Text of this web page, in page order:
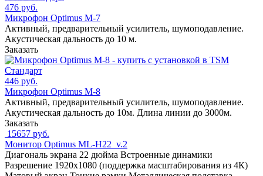
476 руб.
Микрофон Optimus M-7
Активный, предварительный усилитель, шумоподавление.
Акустическая дальность до 10 м.
Заказать
446 руб.
Микрофон Optimus M-8
Активный, предварительный усилитель, шумоподавление.
Акустическая дальность до 10м. Длина линии до 3000м.
Заказать
15657 руб.
Монитор Optimus ML-H22_v.2
Диагональ экрана 22 дюйма Встроенные динамики
Разрешение 1920x1080 (поддержка масштабирования из 4К)